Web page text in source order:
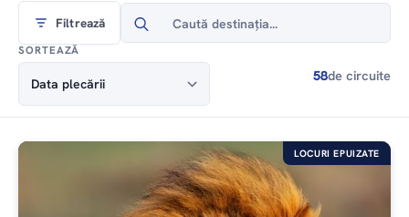
Filtrează
Search
for:
SORTEAZĂ
58de circuite
LOCURI EPUIZATE